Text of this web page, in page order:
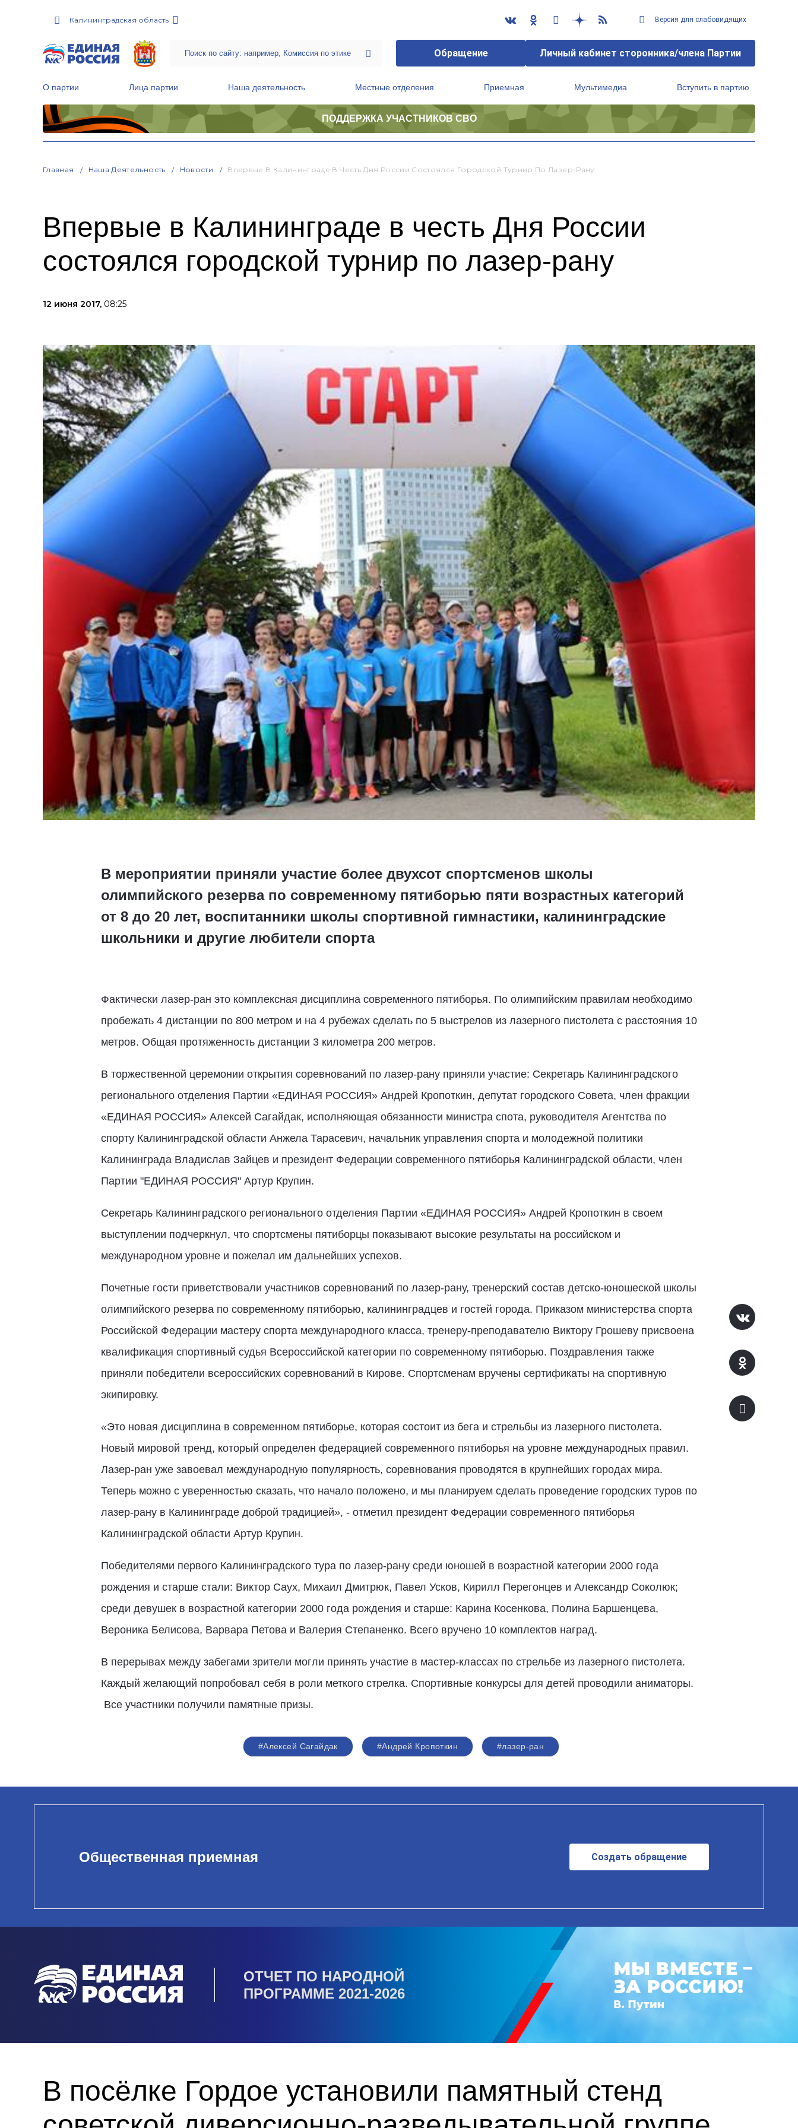
Калининградская область Версия для слабовидящих
Обращение Личный кабинет сторонника/члена Партии
О партии Лица партии Наша деятельность Местные отделения Приемная Мультимедиа Вступить в партию
ПОДДЕРЖКА УЧАСТНИКОВ СВО
Главная Наша Деятельность Новости Впервые В Калининграде В Честь Дня России Состоялся Городской Турнир По Лазер-Рану
Впервые в Калининграде в честь Дня России
состоялся городской турнир по лазер-рану
12 июня 2017, 08:25
В мероприятии приняли участие более двухсот спортсменов школы
олимпийского резерва по современному пятиборью пяти возрастных категорий
от 8 до 20 лет, воспитанники школы спортивной гимнастики, калининградские
школьники и другие любители спорта
Фактически лазер-ран это комплексная дисциплина современного пятиборья. По олимпийским правилам необходимо
пробежать 4 дистанции по 800 метром и на 4 рубежах сделать по 5 выстрелов из лазерного пистолета с расстояния 10
метров. Общая протяженность дистанции 3 километра 200 метров.
В торжественной церемонии открытия соревнований по лазер-рану приняли участие: Секретарь Калининградского
регионального отделения Партии «ЕДИНАЯ РОССИЯ» Андрей Кропоткин, депутат городского Совета, член фракции
«ЕДИНАЯ РОССИЯ» Алексей Сагайдак, исполняющая обязанности министра спота, руководителя Агентства по
спорту Калининградской области Анжела Тарасевич, начальник управления спорта и молодежной политики
Калининграда Владислав Зайцев и президент Федерации современного пятиборья Калининградской области, член
Партии "ЕДИНАЯ РОССИЯ" Артур Крупин.
Секретарь Калининградского регионального отделения Партии «ЕДИНАЯ РОССИЯ» Андрей Кропоткин в своем
выступлении подчеркнул, что спортсмены пятиборцы показывают высокие результаты на российском и
международном уровне и пожелал им дальнейших успехов.
Почетные гости приветствовали участников соревнований по лазер-рану, тренерский состав детско-юношеской школы
олимпийского резерва по современному пятиборью, калининградцев и гостей города. Приказом министерства спорта
Российской Федерации мастеру спорта международного класса, тренеру-преподавателю Виктору Грошеву присвоена
квалификация спортивный судья Всероссийской категории по современному пятиборью. Поздравления также
приняли победители всероссийских соревнований в Кирове. Спортсменам вручены сертификаты на спортивную
экипировку.
«Это новая дисциплина в современном пятиборье, которая состоит из бега и стрельбы из лазерного пистолета.
Новый мировой тренд, который определен федерацией современного пятиборья на уровне международных правил.
Лазер-ран уже завоевал международную популярность, соревнования проводятся в крупнейших городах мира.
Теперь можно с уверенностью сказать, что начало положено, и мы планируем сделать проведение городских туров по
лазер-рану в Калининграде доброй традицией», - отметил президент Федерации современного пятиборья
Калининградской области Артур Крупин.
Победителями первого Калининградского тура по лазер-рану среди юношей в возрастной категории 2000 года
рождения и старше стали: Виктор Саух, Михаил Дмитрюк, Павел Усков, Кирилл Перегонцев и Александр Соколюк;
среди девушек в возрастной категории 2000 года рождения и старше: Карина Косенкова, Полина Баршенцева,
Вероника Белисова, Варвара Петова и Валерия Степаненко. Всего вручено 10 комплектов наград.
В перерывах между забегами зрители могли принять участие в мастер-классах по стрельбе из лазерного пистолета.
Каждый желающий попробовал себя в роли меткого стрелка. Спортивные конкурсы для детей проводили аниматоры.
Все участники получили памятные призы.
#Алексей Сагайдак #Андрей Кропоткин #лазер-ран
Общественная приемная Создать обращение
ОТЧЕТ ПО НАРОДНОЙ
ПРОГРАММЕ 2021-2026
В посёлке Гордое установили памятный стенд